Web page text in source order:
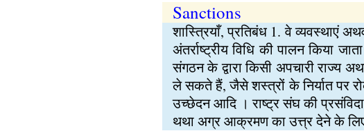
Sanctions
शास्त्रियाँ, प्रतिबंध 1. वे व्यवस्थाएं
अंतर्राष्ट्रीय विधि की पालन किया
संगठन के द्वारा किसी अपचारी राज्य
ले सकते हैं, जैसे शस्त्रों के निर्यात पर
उच्छेदन आदि । राष्ट्र संघ की
थथा अग्र आक्रमण का उत्त्र देने के लिए